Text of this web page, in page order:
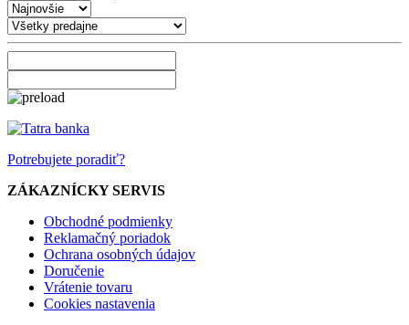
Potrebujete poradiť?
ZÁKAZNÍCKY SERVIS
Obchodné podmienky
Reklamačný poriadok
Ochrana osobných údajov
Doručenie
Vrátenie tovaru
Cookies nastavenia